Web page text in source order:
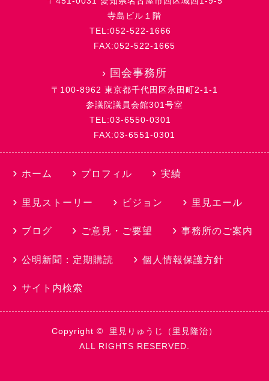
寺島ビル１階
TEL:052-522-1666
FAX:052-522-1665
› 国会事務所
〒100-8962 東京都千代田区永田町2-1-1
参議院議員会館301号室
TEL:03-6550-0301
FAX:03-6551-0301
ホーム プロフィル 実績
里見ストーリー ビジョン 里見エール
ブログ ご意見・ご要望 事務所のご案内
公明新聞：定期購読 個人情報保護方針
サイト内検索
Copyright © 里見りゅうじ（里見隆治）
ALL RIGHTS RESERVED.